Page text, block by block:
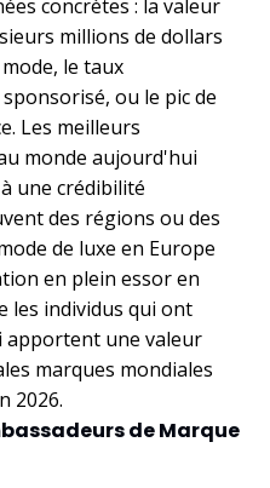
concrètes : la valeur
millions de dollars
le taux
ou le pic de
Les meilleurs
monde aujourd'hui
une crédibilité
des régions ou des
de luxe en Europe
en plein essor en
les individus qui ont
apportent une valeur
marques mondiales
2026.
de Marque